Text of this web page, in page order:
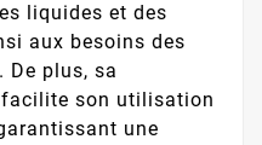
liquides et des
aux besoins des
De plus, sa
son utilisation
une